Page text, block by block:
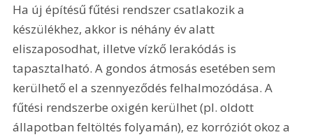
Ha új építésű fűtési rendszer csatlakozik a
készülékhez, akkor is néhány év alatt
eliszaposodhat, illetve vízkő lerakódás is
tapasztalható. A gondos átmosás esetében sem
kerülhető el a szennyeződés felhalmozódása. A
fűtési rendszerbe oxigén kerülhet (pl. oldott
állapotban feltöltés folyamán), ez korróziót okoz a